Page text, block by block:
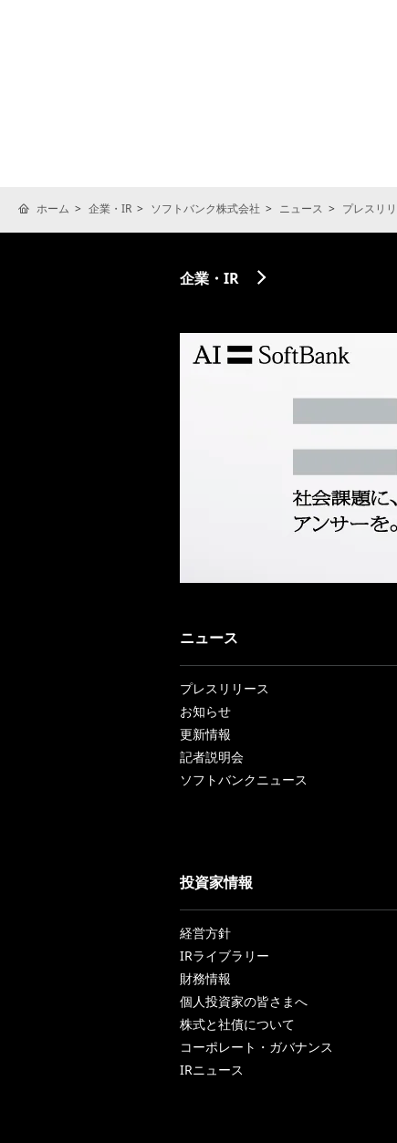
ホーム 企業・IR ソフトバンク株式会社 ニュース プレスリ
企業・IR
ニュース
プレスリリース
お知らせ
更新情報
記者説明会
ソフトバンクニュース
投資家情報
経営方針
IRライブラリー
財務情報
個人投資家の皆さまへ
株式と社債について
コーポレート・ガバナンス
IRニュース